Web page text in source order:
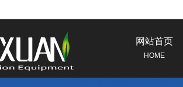
网站首页
HOME